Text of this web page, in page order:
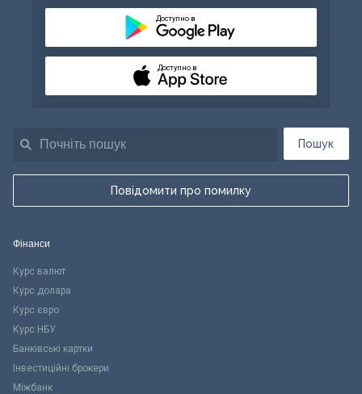
Пошук
Повідомити про помилку
Доступно в
Доступно в
Фінанси
Курс валют
Курс долара
Курс євро
Курс НБУ
Банківські картки
Інвестиційні брокери
Міжбанк